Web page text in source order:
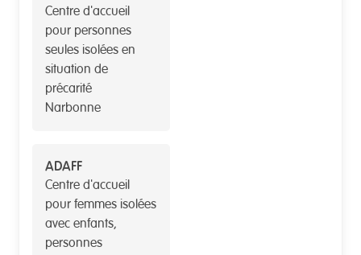
Centre d'accueil
pour personnes
seules isolées en
situation de
précarité
Narbonne
ADAFF
Centre d'accueil
pour femmes isolées
avec enfants,
personnes